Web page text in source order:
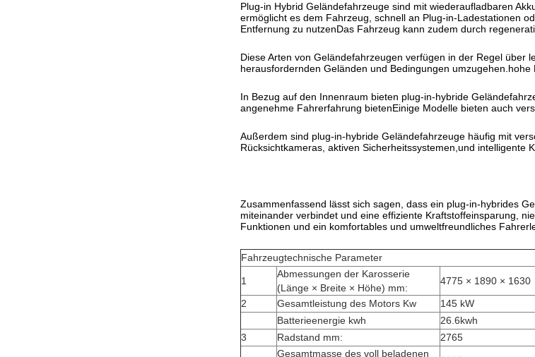
Plug-in Hybrid Geländefahrzeuge sind mit wiederaufladbaren
ermöglicht es dem Fahrzeug, schnell an Plug-in-Ladestationen
Entfernung zu nutzenDas Fahrzeug kann zudem durch
Diese Arten von Geländefahrzeugen verfügen in der Regel über
herausfordernden Geländen und Bedingungen
In Bezug auf den Innenraum bieten plug-in-hybride
angenehme Fahrerfahrung bietenEinige Modelle bieten auch
Außerdem sind plug-in-hybride Geländefahrzeuge häufig mit
Rücksichtkameras, aktiven Sicherheitssystemen,und intelligente
Zusammenfassend lässt sich sagen, dass ein plug-in-hybrides
miteinander verbindet und eine effiziente Kraftstoffeinsparung,
Funktionen und ein komfortables und umweltfreundliches
Fahrzeugtechnische Parameter
1
Abmessungen der Karosserie
(Länge × Breite × Höhe) mm:
4775 × 1890 × 1630
2
Gesamtleistung des Motors Kw
145 kW
Batterieenergie kwh
26.6kwh
3
Radstand mm: 2765
Gesamtmasse des voll beladenen